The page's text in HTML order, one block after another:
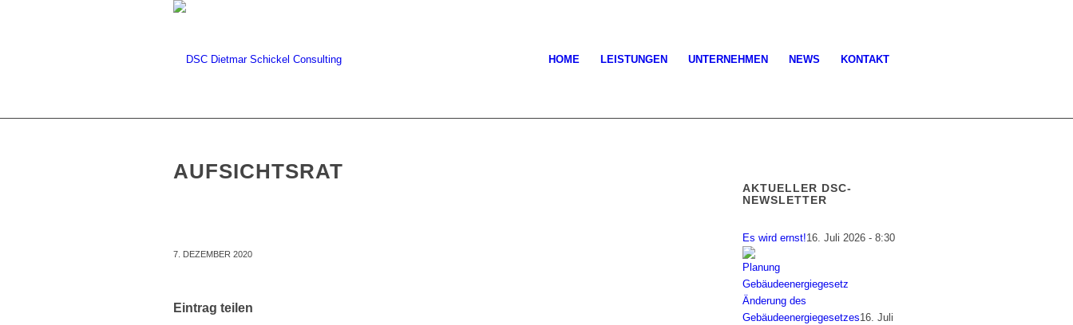
HOME LEISTUNGEN UNTERNEHMEN NEWS KONTAKT
AUFSICHTSRAT
7. DEZEMBER 2020
Eintrag teilen
AKTUELLER DSC-
NEWSLETTER
Es wird ernst!16. Juli 2026 - 8:30
Änderung des
Gebäudeenergiegesetzes16. Juli